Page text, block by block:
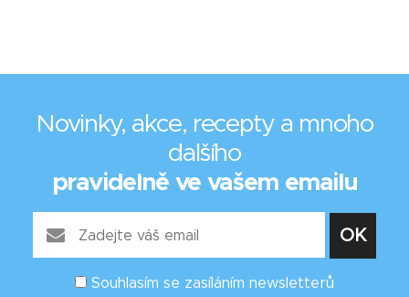
Novinky, akce, recepty a mnoho
dalšího
pravidelně ve vašem emailu
Souhlasím se zasíláním newsletterů